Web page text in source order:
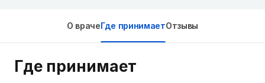
О врачеГде принимаетОтзывы
Где принимает